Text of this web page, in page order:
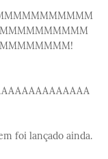
foi lançado ainda.